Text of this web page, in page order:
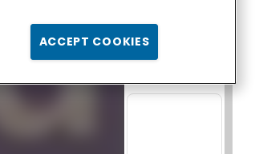
ACCEPT COOKIES